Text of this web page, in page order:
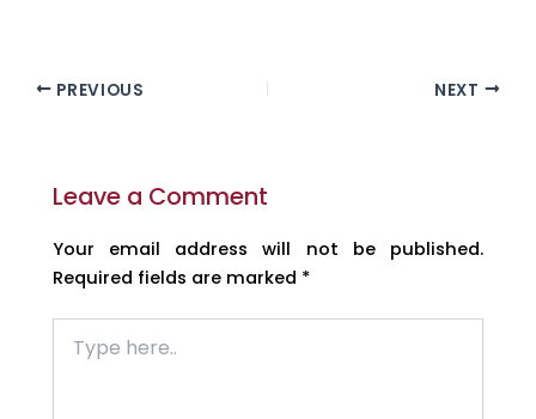
PREVIOUS NEXT
Leave a Comment
Your email address will not be published.
Required fields are marked *
here..